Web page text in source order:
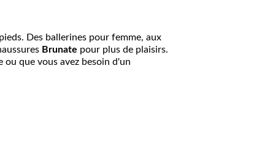
Des ballerines pour femme, aux
Brunate pour plus de plaisirs.
que vous avez besoin d'un